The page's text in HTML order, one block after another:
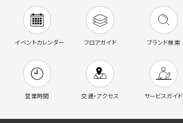
イベントカレンダー フロアガイド ブランド検索
営業時間 交通・アクセス サービスガイド